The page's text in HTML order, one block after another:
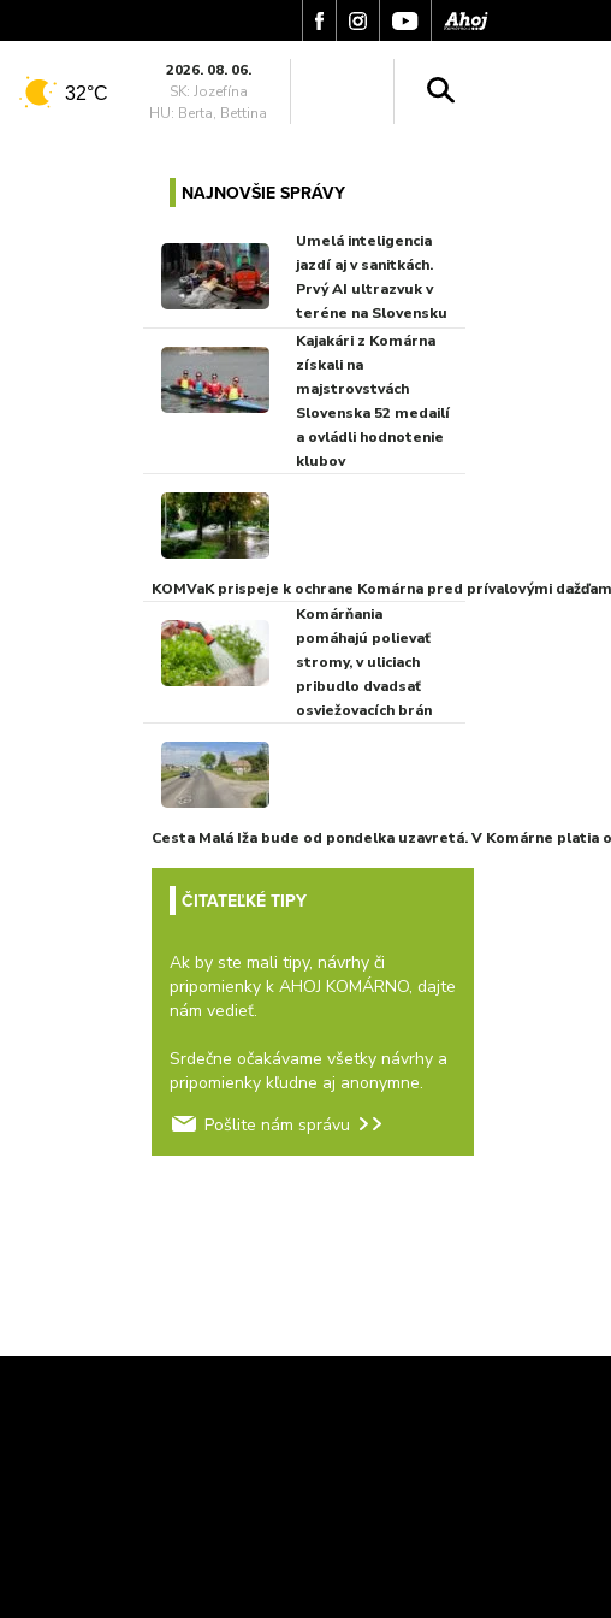
32°C
2026. 08. 06.
SK: Jozefína
HU: Berta, Bettina
NAJNOVŠIE SPRÁVY
Umelá inteligencia
jazdí aj v sanitkách.
Prvý AI ultrazvuk v
teréne na Slovensku
Kajakári z Komárna
získali na
majstrovstvách
Slovenska 52 medailí
a ovládli hodnotenie
klubov
KOMVaK prispeje k ochrane Komárna pred prívalovými
Komárňania
pomáhajú polievať
stromy, v uliciach
pribudlo dvadsať
osviežovacích brán
Cesta Malá Iža bude od pondelka uzavretá. V Komárne platia
ČITATEĽKÉ TIPY
Ak by ste mali tipy, návrhy či
pripomienky k AHOJ KOMÁRNO, dajte
nám vedieť.
Srdečne očakávame všetky návrhy a
pripomienky kľudne aj anonymne.
Pošlite nám správu